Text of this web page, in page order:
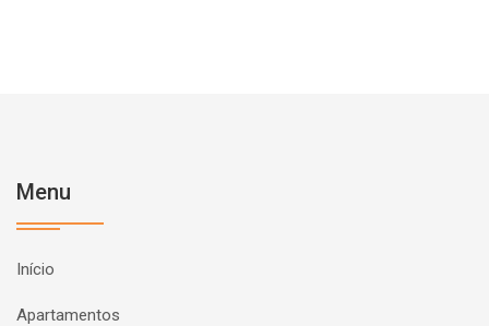
Menu
Início
Apartamentos